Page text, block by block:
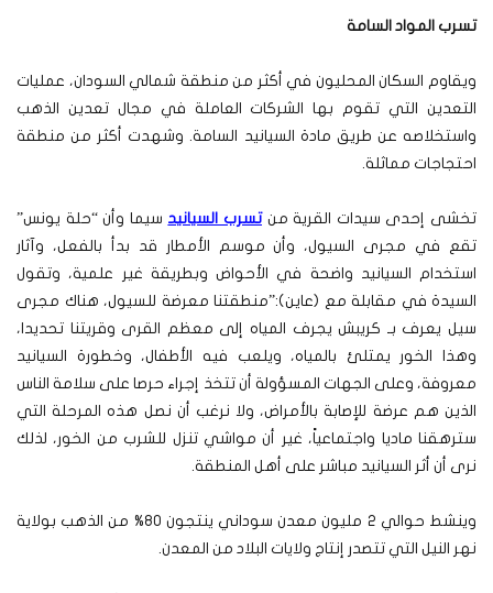
تسرب المواد السامة
ويقاوم السكان المحليون في أكثر من منطقة شمالي السودان، عمليات
التعدين التي تقوم بها الشركات العاملة في مجال تعدين الذهب
واستخلاصه عن طريق مادة السيانيد السامة. وشهدت أكثر من منطقة
احتجاجات مماثلة.
تخشى إحدى سيدات القرية منتسرب السيانيد سيما وأن “حلة يونس”
تقع في مجرى السيول، وأن موسم الأمطار قد بدأ بالفعل، وآثار
استخدام السيانيد واضحة في الأحواض وبطريقة غير علمية، وتقول
السيدة في مقابلة مع (عاين):”منطقتنا معرضة للسيول، هناك مجرى
سيل يعرف بـ كريبش يجرف المياه إلى معظم القرى وقريتنا تحديدا،
وهذا الخور يمتلئ بالمياه، ويلعب فيه الأطفال، وخطورة السيانيد
معروفة، وعلى الجهات المسؤولة أن تتخذ إجراء حرصا على سلامة الناس
الذين هم عرضة للإصابة بالأمراض، ولا نرغب أن نصل هذه المرحلة التي
سترهقنا ماديا واجتماعياً، غير أن مواشي تنزل للشرب من الخور، لذلك
نرى أن أثر السيانيد مباشر على أهل المنطقة.
وينشط حوالي 2 مليون معدن سوداني ينتجون 80% من الذهب بولاية
نهر النيل التي تتصدر إنتاج ولايات البلاد من المعدن.